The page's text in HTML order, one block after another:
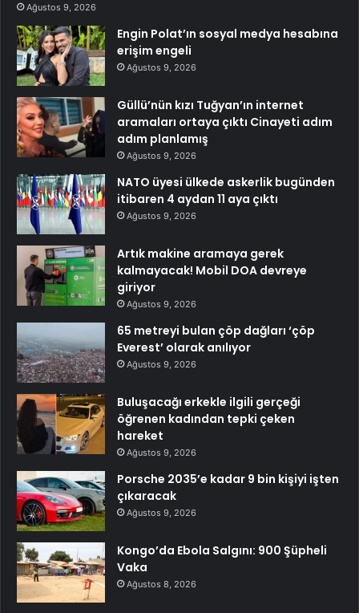
Ağustos 9, 2026
Engin Polat’ın sosyal medya hesabına
erişim engeli
Ağustos 9, 2026
Güllü’nün kızı Tuğyan’ın internet
aramaları ortaya çıktı Cinayeti adım
adım planlamış
Ağustos 9, 2026
NATO üyesi ülkede askerlik bugünden
itibaren 4 aydan 11 aya çıktı
Ağustos 9, 2026
Artık makine aramaya gerek
kalmayacak! Mobil DOA devreye
giriyor
Ağustos 9, 2026
65 metreyi bulan çöp dağları ‘çöp
Everest’ olarak anılıyor
Ağustos 9, 2026
Buluşacağı erkekle ilgili gerçeği
öğrenen kadından tepki çeken
hareket
Ağustos 9, 2026
Porsche 2035’e kadar 9 bin kişiyi işten
çıkaracak
Ağustos 9, 2026
Kongo’da Ebola Salgını: 900 Şüpheli
Vaka
Ağustos 8, 2026